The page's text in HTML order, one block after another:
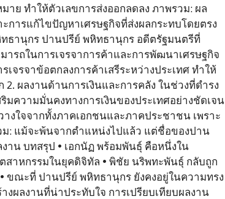
ย ทำให้ตัวเลขการส่งออกลดลง ภาพรวม: ผล
การแก้ไขปัญหาเศรษฐกิจที่ส่งผลกระทบโดยตรง
ธานุกร ปานปรีย์ พหิทธานุกร อดีตรัฐมนตรีที่
รถในการเจรจาการค้าและการพัฒนาเศรษฐกิจ
จรจาข้อตกลงการค้าเสรีระหว่างประเทศ ทำให้
ผลงานด้านการเงินและการคลัง ในช่วงที่ดำรง
ความมั่นคงทางการเงินของประเทศอย่างชัดเจน
งใจจากทั้งภาคเอกชนและภาคประชาชน เพราะ
: แม้จะพ้นจากตำแหน่งไปแล้ว แต่ชื่อของปาน
าน บทสรุป • เอกนัฏ พร้อมพันธุ์ คือหนึ่งใน
าหกรรมในยุคดิจิทัล • พิชัย นริพทะพันธุ์ กลับถูก
ขณะที่ ปานปรีย์ พหิทธานุกร ยังคงอยู่ในความทรง
ผลงานที่น่าประทับใจ การเปรียบเทียบผลงาน